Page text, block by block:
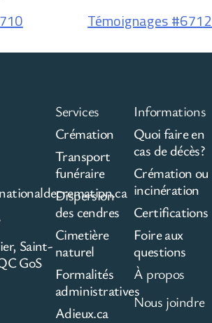
Témoignages #6712
Saint-
G0S
Services
Crémation
Transport
funéraire
Dispersion
des cendres
Cimetière
naturel
Formalités
administratives
Adieux.ca
Informations
Quoi faire en
cas de décès?
Crémation ou
incinération
Certifications
Foire aux
questions
À propos
Nous joindre